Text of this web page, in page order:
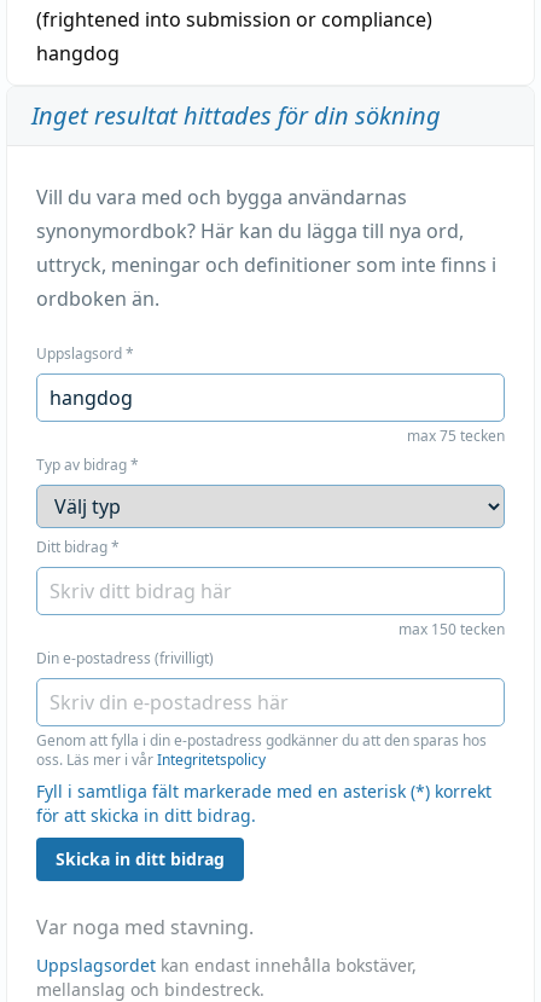
(frightened into submission or compliance)
hangdog
Inget resultat hittades för din sökning
Vill du vara med och bygga användarnas
synonymordbok? Här kan du lägga till nya ord,
uttryck, meningar och definitioner som inte finns i
ordboken än.
Uppslagsord*
max 75 tecken
Typ av bidrag*
Ditt bidrag*
max 150 tecken
Din e-postadress (frivilligt)
Genom att fylla i din e-postadress godkänner du att den sparas hos
oss. Läs mer i vårIntegritetspolicy
Fyll i samtliga fält markerade med en asterisk (*) korrekt
för att skicka in ditt bidrag.
Skicka in ditt bidrag
Var noga med stavning.
Uppslagsordet kan endast innehålla bokstäver,
mellanslag och bindestreck.